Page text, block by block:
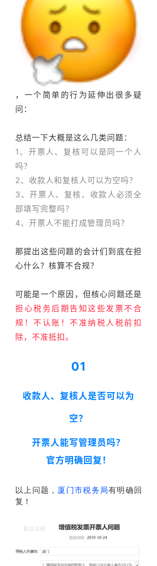
，一个简单的行为延伸出很多疑
问：
总结一下大概是这么几类问题：
1、开票人、复核可以是同一个人
吗？
2、收款人和复核人可以为空吗？
3、开票人、复核、收款人必须全
部填写完整吗？
4、开票人不能打成管理员吗？
那提出这些问题的会计们到底在担
心什么？核算不合规？
可能是一个原因，但核心问题还是
担心税务后期告知这些发票不合
规！不认账！不准纳税人税前扣
除，不准抵扣。
01
收款人、复核人是否可以为
空？
开票人能写管理员吗？
官方明确回复！
以上问题， 厦门市税务局有明确回
复！